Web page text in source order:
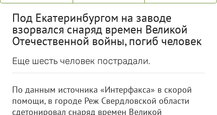
Под Екатеринбургом на заводе
взорвался снаряд времен Великой
Отечественной войны, погиб человек
Еще шесть человек пострадали.
По данным источника «Интерфакса» в скорой
помощи, в городе Реж Свердловской области
сдетонировал снаряд времен Великой